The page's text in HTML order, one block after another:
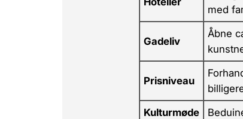
med
Gadeliv
Åbne
Prisniveau
Kulturmøde